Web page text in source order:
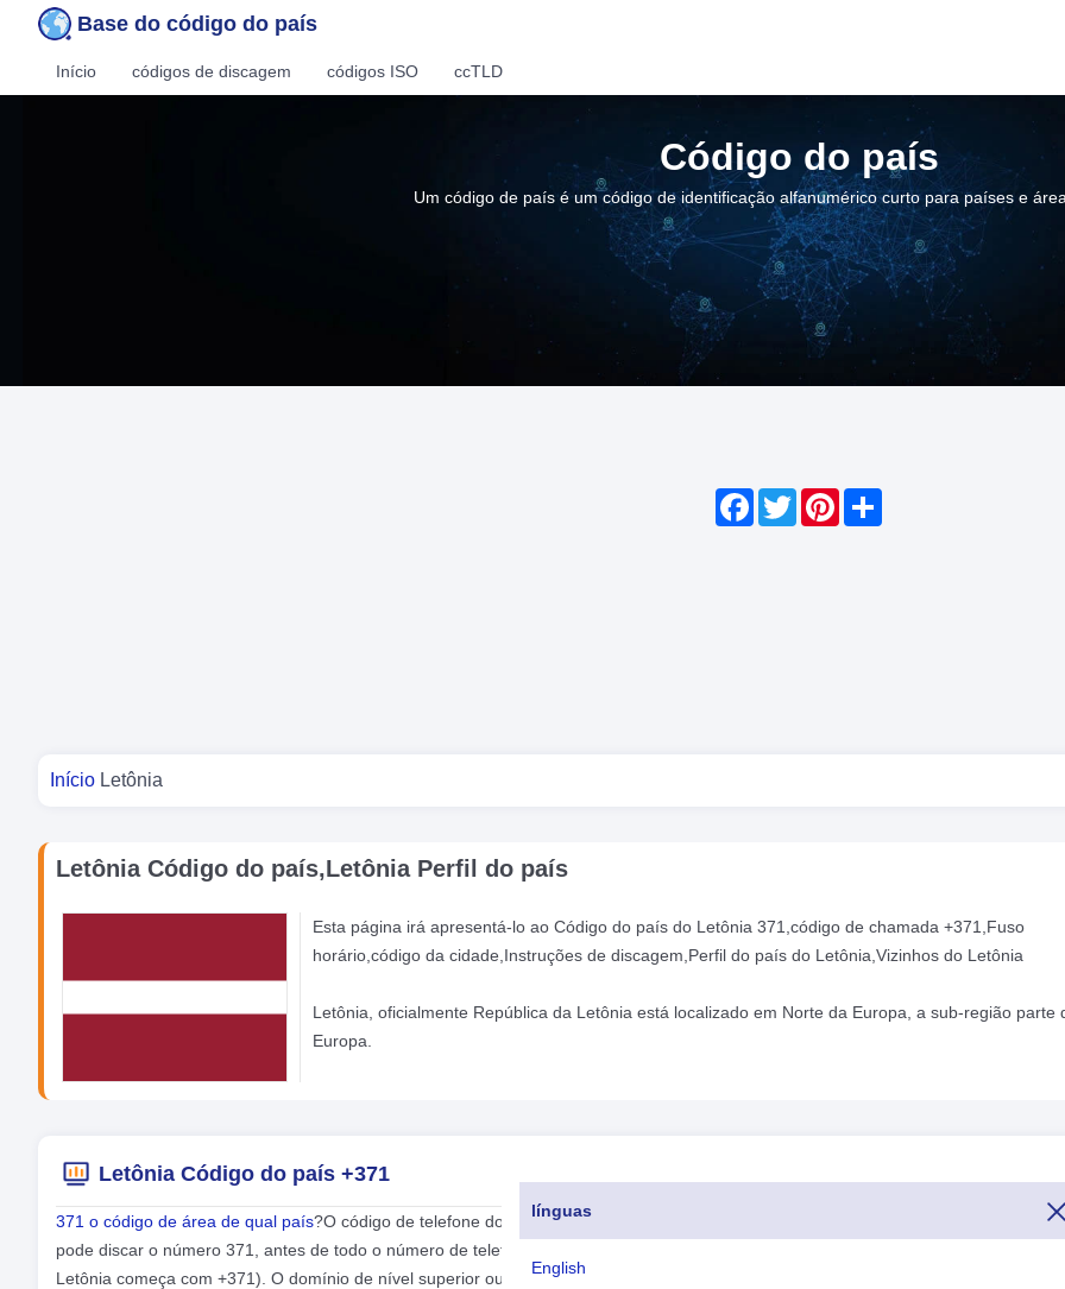
Base do código do país
línguas
English
Início códigos de discagem códigos ISO ccTLD
Código do país
Um código de país é um código de identificação alfanumérico curto para países e
Facebook
Twitter
Pinterest
Share
Você está aqui
Início Letônia
Letônia Código do país,Letônia Perfil do país
Esta página irá apresentá-lo ao Código do país do Letônia 371,código de chamada +371,Fuso
horário,código da cidade,Instruções de discagem,Perfil do país do Letônia,Vizinhos do Letônia
Letônia, oficialmente República da Letônia está localizado em Norte da Europa, a sub-região parte
Europa.
Letônia Código do país +371
371 o código de área de qual país?O código de telefone do Letônia é o número 371. Se você quiser ligar para o Letônia de outro
pode discar o número 371, antes de todo o número de telefone(O código de discagem ou código de chamada ou código de telefone
Letônia começa com +371). O domínio de nível superior ou TLD ou domínios de Internet específicos do país para o Letônia termina